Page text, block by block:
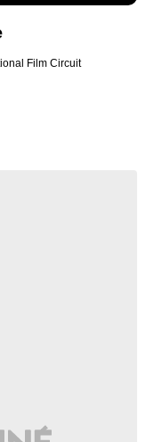
Film Circuit